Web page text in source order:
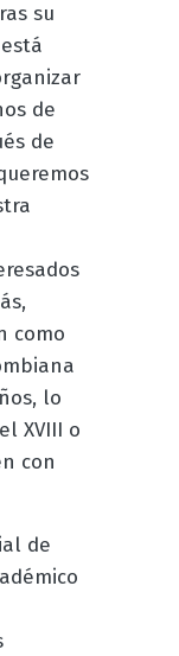
su
de
de
como
lo
XVIII o
con
de